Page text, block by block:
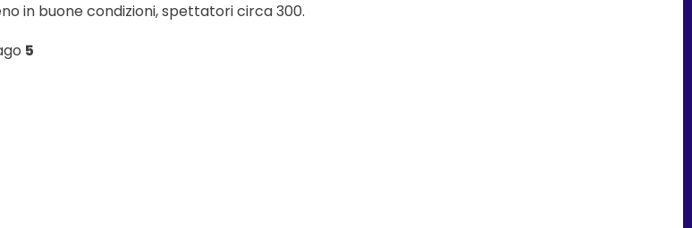
in buone condizioni, spettatori circa 300.
5